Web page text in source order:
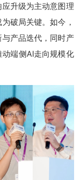
升级为主动意图理
破局关键。如今，
产品迭代，同时产
端侧AI走向规模化